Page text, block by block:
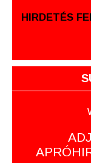
HIRDETÉS